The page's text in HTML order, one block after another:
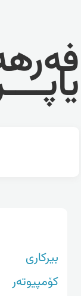
بیرکاری
کۆمپیوتەر